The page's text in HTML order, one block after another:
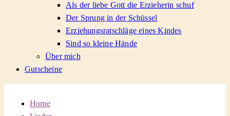
Als der liebe Gott die Erzieherin schuf
Der Sprung in der Schüssel
Erziehungsratschläge eines Kindes
Sind so kleine Hände
Über mich
Gutscheine
Home